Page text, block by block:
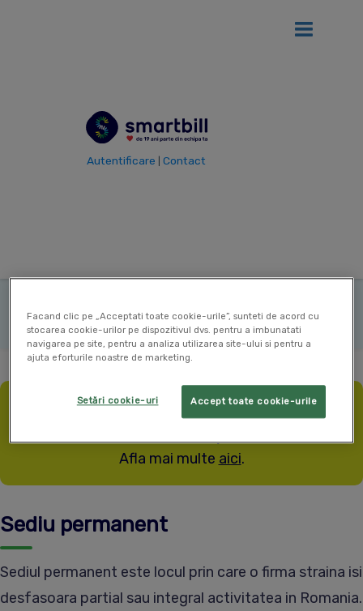
Autentificare |Contact
de la infiintare!Vezi detalii
| Ultima actualizare: 12 Sep 2025 | Contribuitor:
Ai firma noua? Primesti SmartBill gratuit timp de
Afla mai multe aici.
Sediu permanent
Sediul permanent este locul prin care o firma straina isi
desfasoara partial sau integral activitatea in Romania.
Facand clic pe „Acceptati toate cookie-urile”, sunteti de acord cu
stocarea cookie-urilor pe dispozitivul dvs. pentru a imbunatati
navigarea pe site, pentru a analiza utilizarea site-ului si pentru a
ajuta eforturile noastre de marketing.
Accept toate cookie-urile
Setări cookie-uri